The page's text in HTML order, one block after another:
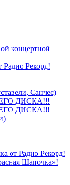
концертной
Радио Рекорд!
Санчес)
ДИСКА!!!
ДИСКА!!!
от Радио Рекорд!
Шапочка»!